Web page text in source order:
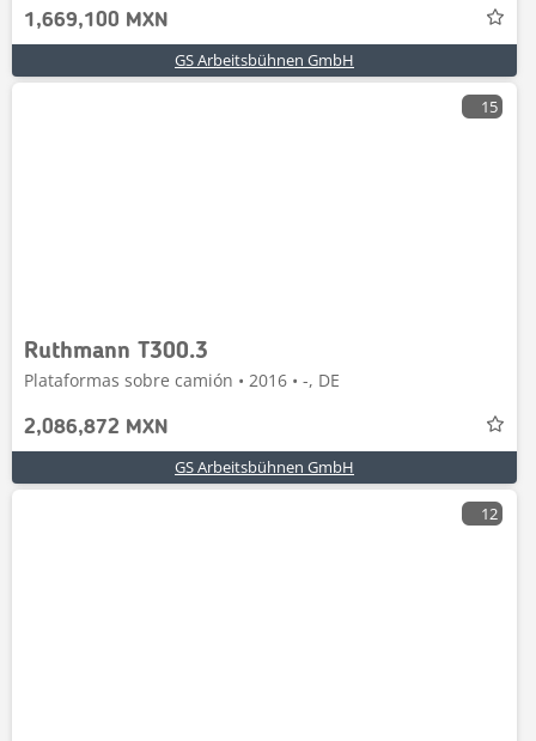
1,669,100 MXN
GS Arbeitsbühnen GmbH
15
Ruthmann T300.3
Plataformas sobre camión • 2016 • -, DE
2,086,872 MXN
GS Arbeitsbühnen GmbH
12